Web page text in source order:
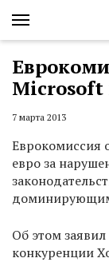
Microsoft
7 марта 2013
Еврокомиссия
евро за
Об этом
конкуренции